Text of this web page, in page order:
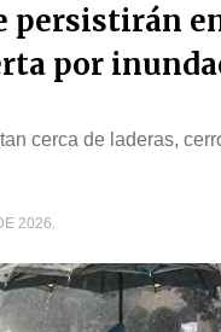
persistirán
por
cerca de laderas,
2026.